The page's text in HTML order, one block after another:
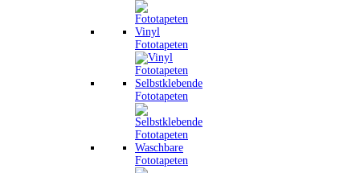
Vinyl
Fototapeten
Selbstklebende
Fototapeten
Waschbare
Fototapeten